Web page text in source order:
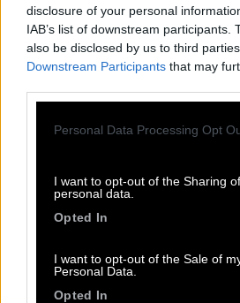
disclosure of your personal
IAB’s list of downstream participants.
also be disclosed by us to third
Downstream Participants that may
Personal Data Processing Opt
I want to opt-out of the Sharing
personal data.
Opted In
I want to opt-out of the Sale of
Personal Data.
Opted In